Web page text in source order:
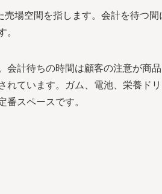
場空間を指します。会計を待つ間
会計待ちの時間は顧客の注意が商品
れています。ガム、電池、栄養ドリ
スペースです。